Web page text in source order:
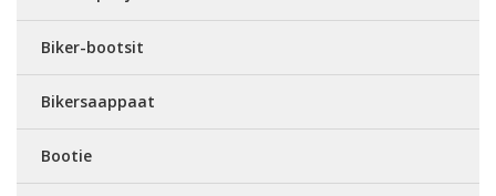
Biker-bootsit
Bikersaappaat
Bootie